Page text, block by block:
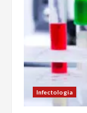
Infectologia